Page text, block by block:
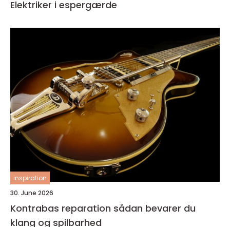
Elektriker i espergærde
inspiration
30. June 2026
Kontrabas reparation sådan bevarer du
klang og spilbarhed